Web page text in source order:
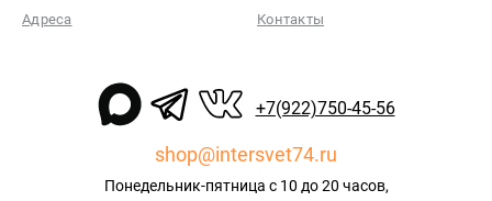
Адреса Контакты
+7(922)750-45-56
shop@intersvet74.ru
Понедельник-пятница с 10 до 20 часов,